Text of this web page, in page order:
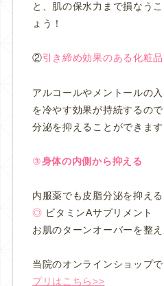
と、肌の保水力まで損なう
ょう！
②引き締め効果のある化粧品
アルコールやメントールの
を冷やす効果が持続するの
分泌を抑えることができま
③身体の内側から抑える
内服薬でも皮脂分泌を抑え
◎ ビタミンAサプリメント
お肌のターンオーバーを整
当院のオンラインショップ
プリはこちら>>